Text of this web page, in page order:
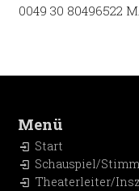
0049 30 80496522
Menü
Start
Schauspiel/
Theaterleiter/